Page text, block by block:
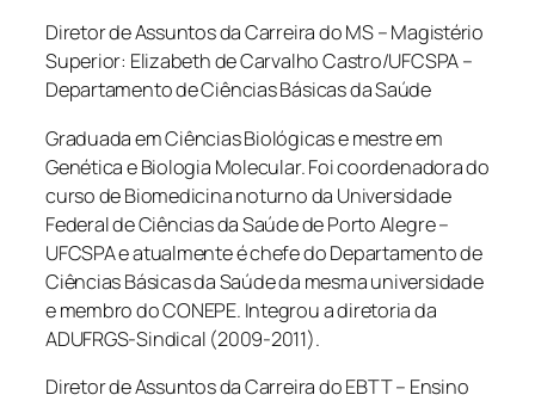
Diretor de Assuntos da Carreira do MS – Magistério
Superior: Elizabeth de Carvalho Castro/UFCSPA –
Departamento de Ciências Básicas da Saúde
Graduada em Ciências Biológicas e mestre em
Genética e Biologia Molecular. Foi coordenadora do
curso de Biomedicina noturno da Universidade
Federal de Ciências da Saúde de Porto Alegre –
UFCSPA e atualmente é chefe do Departamento de
Ciências Básicas da Saúde da mesma universidade
e membro do CONEPE. Integrou a diretoria da
ADUFRGS-Sindical (2009-2011).
Diretor de Assuntos da Carreira do EBTT – Ensino